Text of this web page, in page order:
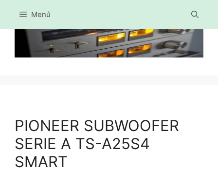
Saltar
al
contenido
Menú
PIONEER SUBWOOFER
SERIE A TS-A25S4
SMART